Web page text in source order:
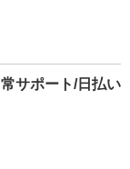
サポート/日払い